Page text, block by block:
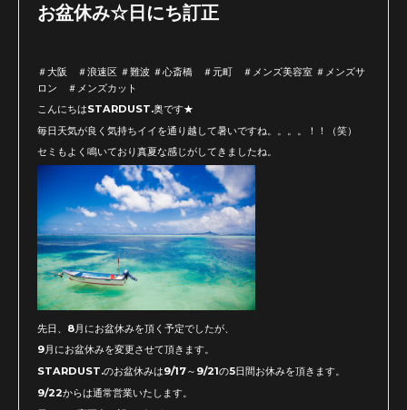
お盆休み☆日にち訂正
＃大阪 ＃浪速区 ＃難波 ＃心斎橋 ＃元町 ＃メンズ美容室 ＃メンズサ
ロン ＃メンズカット
こんにちはSTARDUST.奥です★
毎日天気が良く気持ちイイを通り越して暑いですね。。。。！！（笑）
セミもよく鳴いており真夏な感じがしてきましたね。
先日、8月にお盆休みを頂く予定でしたが、
9月にお盆休みを変更させて頂きます。
STARDUST.のお盆休みは9/17～9/21の5日間お休みを頂きます。
9/22からは通常営業いたします。